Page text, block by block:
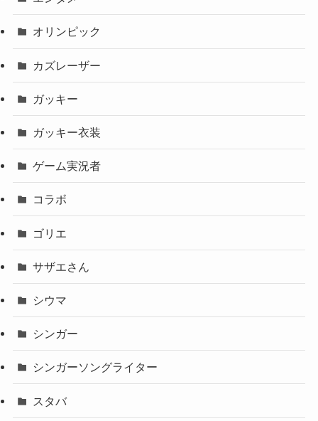
オリンピック
カズレーザー
ガッキー
ガッキー衣装
ゲーム実況者
コラボ
ゴリエ
サザエさん
シウマ
シンガー
シンガーソングライター
スタバ